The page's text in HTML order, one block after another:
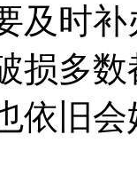
及时
损多
依旧